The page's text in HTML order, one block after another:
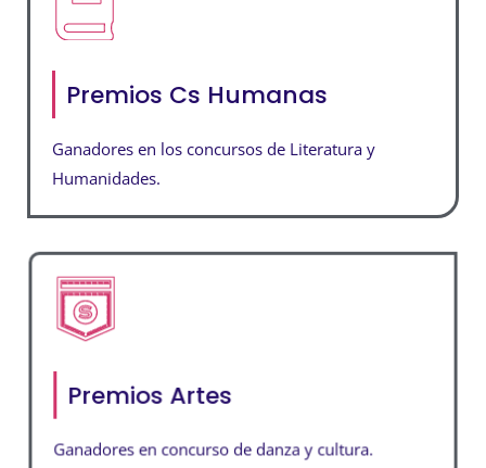
Premios Cs Humanas
Ganadores en los concursos de Literatura y
Humanidades.
Premios Artes
Ganadores en concurso de danza y cultura.